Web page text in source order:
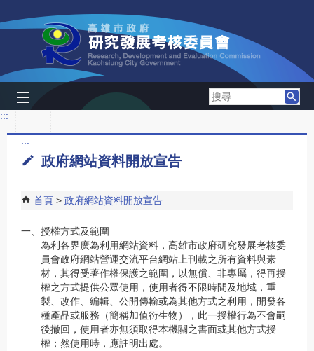
跳到主要內容區塊
搜
尋
:::
:::
政府網站資料開放宣告
首頁 政府網站資料開放宣告
一、 授權方式及範圍
為利各界廣為利用網站資料，高雄市政府研究發展考核委
員會政府網站營運交流平台網站上刊載之所有資料與素
材，其得受著作權保護之範圍，以無償、非專屬，得再授
權之方式提供公眾使用，使用者得不限時間及地域，重
製、改作、編輯、公開傳輸或為其他方式之利用，開發各
種產品或服務（簡稱加值衍生物），此一授權行為不會嗣
後撤回，使用者亦無須取得本機關之書面或其他方式授
權；然使用時，應註明出處。